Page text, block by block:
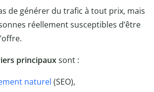
de générer du trafic à tout prix, mais
réellement susceptibles d’être
principauxsont :
naturel (SEO),